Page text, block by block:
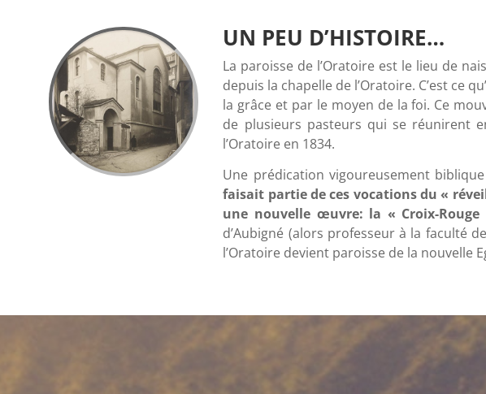
UN PEU D’HISTOIRE…
La paroisse de l’Oratoire est le lieu de
depuis la chapelle de l’Oratoire. C’est ce
la grâce et par le moyen de la foi. Ce
de plusieurs pasteurs qui se réunirent
l’Oratoire en 1834.
Une prédication vigoureusement
faisait partie de ces vocations du «
une nouvelle œuvre: la « Croix-Rouge
d’Aubigné (alors professeur à la faculté
l’Oratoire devient paroisse de la nouvelle